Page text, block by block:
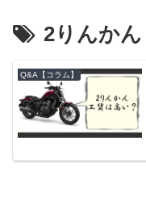
2りんかん
Q&A【コラム】